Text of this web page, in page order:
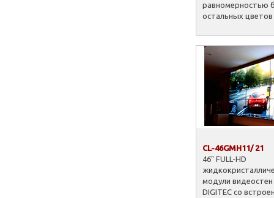
равномерностью
остальных цветов
CL-46GMH11/ 21
46" FULL-HD
модули видеостен
DIGITEC со